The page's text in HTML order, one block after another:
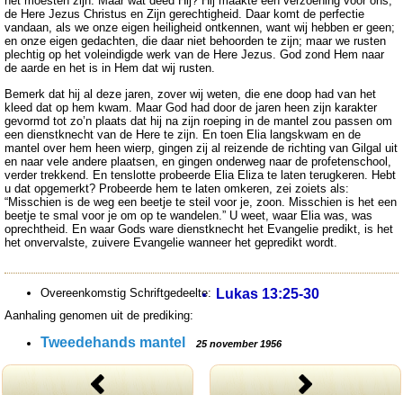
de Here Jezus Christus en Zijn gerechtigheid. Daar komt de perfectie
vandaan, als we onze eigen heiligheid ontkennen, want wij hebben er geen;
en onze eigen gedachten, die daar niet behoorden te zijn; maar we rusten
plechtig op het voleindigde werk van de Here Jezus. God zond Hem naar
de aarde en het is in Hem dat wij rusten.
Bemerk dat hij al deze jaren, zover wij weten, die ene doop had van het
kleed dat op hem kwam. Maar God had door de jaren heen zijn karakter
gevormd tot zo’n plaats dat hij na zijn roeping in de mantel zou passen om
een dienstknecht van de Here te zijn. En toen Elia langskwam en de
mantel over hem heen wierp, gingen zij al reizende de richting van Gilgal uit
en naar vele andere plaatsen, en gingen onderweg naar de profetenschool,
verder trekkend. En tenslotte probeerde Elia Eliza te laten terugkeren. Hebt
u dat opgemerkt? Probeerde hem te laten omkeren, zei zoiets als:
“Misschien is de weg een beetje te steil voor je, zoon. Misschien is het een
beetje te smal voor je om op te wandelen.” U weet, waar Elia was, was
oprechtheid. En waar Gods ware dienstknecht het Evangelie predikt, is het
het onvervalste, zuivere Evangelie wanneer het gepredikt wordt.
Overeenkomstig Schriftgedeelte: Lukas 13:25-30
Aanhaling genomen uit de prediking:
Tweedehands mantel 25 november 1956